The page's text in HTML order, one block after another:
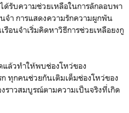
ด้รับความช่วยเหลือในการลักลอบพา
นจำ การแสดงความรักความผูกพัน
อนจำเริ่มคิดหาวิธีการช่วยเหลือยงกู
ล้วทำให้พบช่องโหว่ของ
ทุกคนช่วยกันเติมเต็มช่องโหว่ของ
ราวสมบูรณ์ตามความเป็นจริงที่เกิด